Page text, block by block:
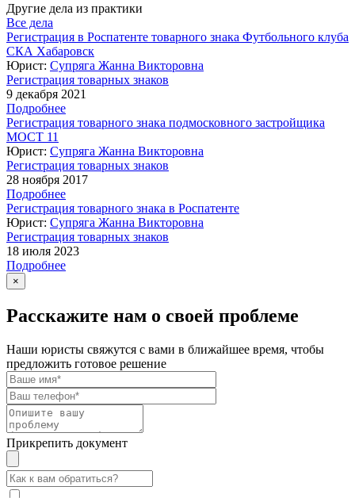
Другие дела из практики
Все дела
Регистрация в Роспатенте товарного знака Футбольного клуба
СКА Хабаровск
Юрист: Супряга Жанна Викторовна
Регистрация товарных знаков
9 декабря 2021
Подробнее
Регистрация товарного знака подмосковного застройщика
МОСТ 11
Юрист: Супряга Жанна Викторовна
Регистрация товарных знаков
28 ноября 2017
Подробнее
Регистрация товарного знака в Роспатенте
Юрист: Супряга Жанна Викторовна
Регистрация товарных знаков
18 июля 2023
Подробнее
×
Расскажите нам о своей проблеме
Наши юристы свяжутся с вами в ближайшее время, чтобы
предложить готовое решение
Прикрепить документ